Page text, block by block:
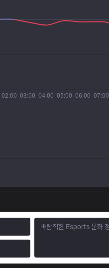
02:00 03:00 04:00 05:00 06:00 07:00